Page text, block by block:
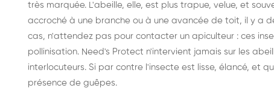
très marquée. L'abeille, elle, est plus trapue, velue, et
accroché à une branche ou à une avancée de toit, il y a
cas, n'attendez pas pour contacter un apiculteur : ces
pollinisation. Need's Protect n'intervient jamais sur les
interlocuteurs. Si par contre l'insecte est lisse, élancé, et
présence de guêpes.